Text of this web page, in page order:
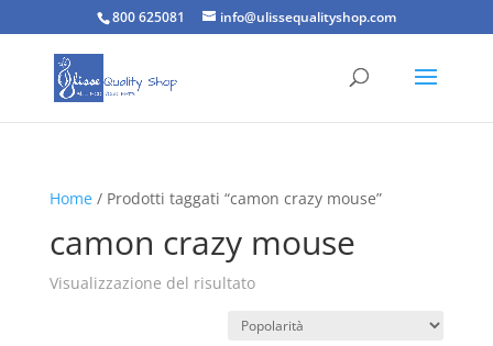
800 625081 info@ulissequalityshop.com
Home/ Prodotti taggati “camon crazy mouse”
camon crazy mouse
Visualizzazione del risultato